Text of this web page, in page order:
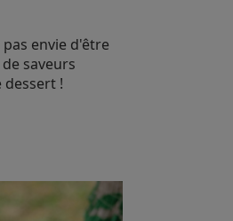
envie d'être
saveurs
dessert !